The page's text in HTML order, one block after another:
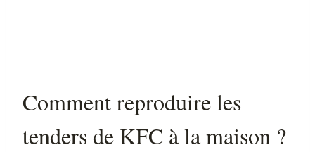
Comment reproduire les
tenders de KFC à la maison ?